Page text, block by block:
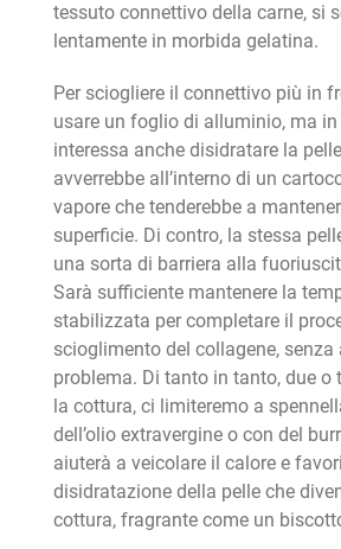
tessuto connettivo della carne, si
lentamente in morbida gelatina.
Per sciogliere il connettivo più in
usare un foglio di alluminio, ma
interessa anche disidratare la
avverrebbe all’interno di un
vapore che tenderebbe a
superficie. Di contro, la stessa
una sorta di barriera alla
Sarà sufficiente mantenere la
stabilizzata per completare il
scioglimento del collagene,
problema. Di tanto in tanto, due o
la cottura, ci limiteremo a
dell’olio extravergine o con del
aiuterà a veicolare il calore e
disidratazione della pelle che
cottura, fragrante come un